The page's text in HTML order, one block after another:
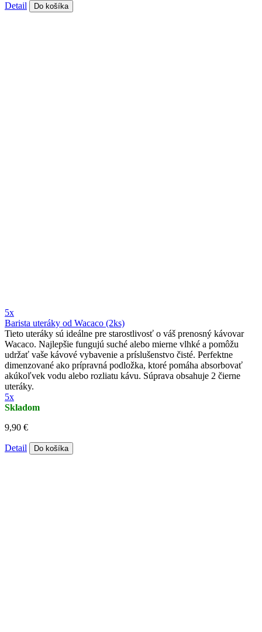
Detail Do košíka
5x
Barista uteráky od Wacaco (2ks)
Tieto uteráky sú ideálne pre starostlivosť o váš prenosný kávovar
Wacaco. Najlepšie fungujú suché alebo mierne vlhké a pomôžu
udržať vaše kávové vybavenie a príslušenstvo čisté. Perfektne
dimenzované ako prípravná podložka, ktoré pomáha absorbovať
akúkoľvek vodu alebo rozliatu kávu. Súprava obsahuje 2 čierne
uteráky.
5x
Skladom
9,90 €
Detail Do košíka